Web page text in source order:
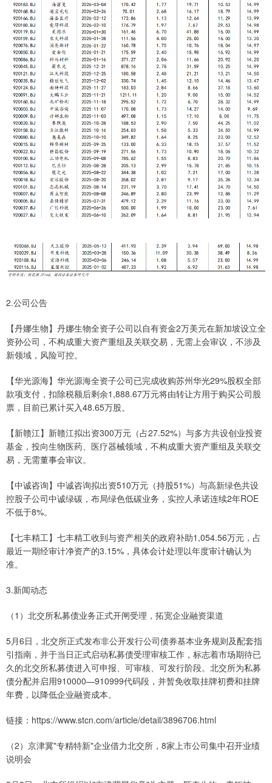
2.公司公告
【丹娜生物】丹娜生物全资子公司以自有资金2万美元在新加坡设立全
资孙公司，不构成重大资产重组及关联交易，无需上会审议，不涉及
新领域，风险可控。
【华光源海】华光源海全资子公司已完成收购苏州华光29%股权全部
款项支付，扣除税额后剩余1,888.67万元将由转让方用于购买公司股
票，目前已累计买入48.65万股。
【新赣江】新赣江拟出资300万元（占27.52%）与多方共设创业投资
基金，投向生物医药、医疗器械领域，不构成重大资产重组及关联交
易，无需董事会审议。
【中诚咨询】中诚咨询拟出资510万元（持股51%）与高新绿色共设
控股子公司中诚绿碳，布局绿色低碳业务，实控人承诺连续2年ROE
不低于8%。
【七丰精工】七丰精工收到与资产相关的政府补助1,054.56万元，占
最近一期经审计净资产的3.15%，具体会计处理以年度审计确认为
准。
3.新闻动态
（1）北交所私募债业务正式开闸受理，拓宽企业融资渠道
5月6日，北交所正式发布非公开发行公司债券基本业务规则及配套指
引指南，并于当日正式启动私募债受理审核工作，标志着市场期待已
久的北交所私募债进入可申报、可审核、可发行阶段。北交所为私募
债分配并启用910000—910999代码段，并暂免收取挂牌初费和挂牌
年费，以降低企业融资成本。
链接：https://www.stcn.com/article/detail/3896706.html
（2）京津冀"专精特新"企业借力北交所，8家上市公司集中召开业绩
说明会